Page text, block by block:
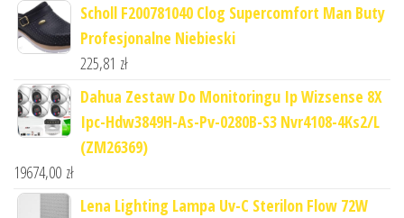
Scholl F200781040 Clog Supercomfort Man Buty
Profesjonalne Niebieski
225,81 zł
Dahua Zestaw Do Monitoringu Ip Wizsense 8X
Ipc-Hdw3849H-As-Pv-0280B-S3 Nvr4108-4Ks2/L
(ZM26369)
19674,00 zł
Lena Lighting Lampa Uv-C Sterilon Flow 72W